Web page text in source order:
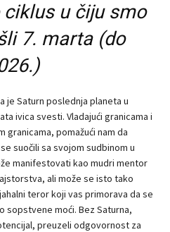
ciklus u čiju smo
7. marta (do
je Saturn poslednja planeta u
ivica svesti. Vladajući granicama i
granicama, pomažući nam da
suočili sa svojom sudbinom u
manifestovati kao mudri mentor
ali može se isto tako
teror koji vas primorava da se
sopstvene moći. Bez Saturna,
preuzeli odgovornost za